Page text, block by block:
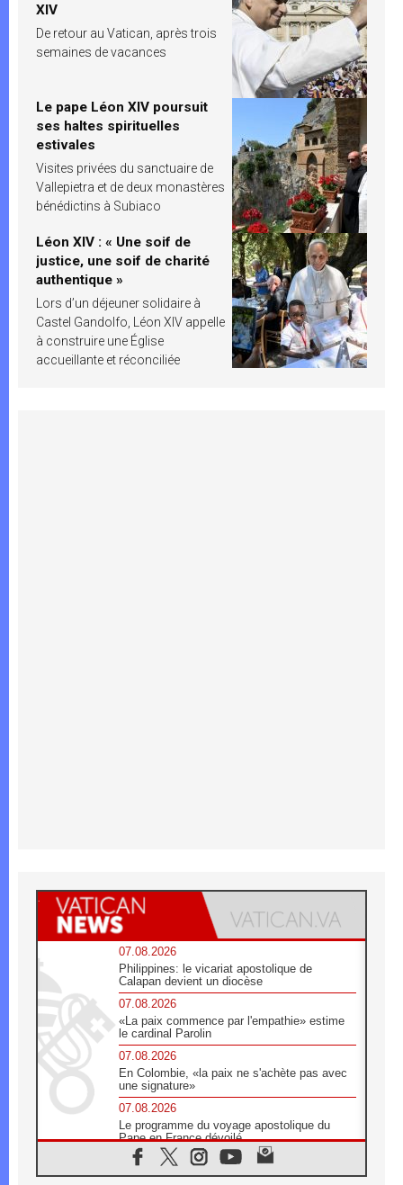
XIV
De retour au Vatican, après trois
semaines de vacances
Le pape Léon XIV poursuit
ses haltes spirituelles
estivales
Visites privées du sanctuaire de
Vallepietra et de deux monastères
bénédictins à Subiaco
Léon XIV : « Une soif de
justice, une soif de charité
authentique »
Lors d’un déjeuner solidaire à
Castel Gandolfo, Léon XIV appelle
à construire une Église
accueillante et réconciliée
07.08.2026
Philippines: le vicariat apostolique de
Calapan devient un diocèse
07.08.2026
«La paix commence par l'empathie» estime
le cardinal Parolin
07.08.2026
En Colombie, «la paix ne s'achète pas avec
une signature»
07.08.2026
Le programme du voyage apostolique du
Pape en France dévoilé
07.08.2026
1ère Conférence continentale sur l'éducation